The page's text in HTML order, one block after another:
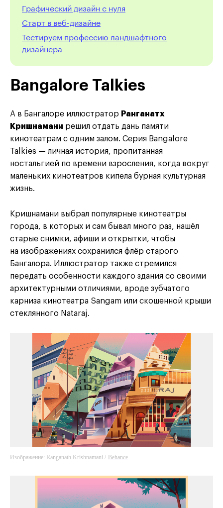
Графический дизайн с нуля
Cтарт в веб-дизайне
Тестируем профессию ландшафтного
дизайнера
Bangalore Talkies
А в Бангалоре иллюстратор Ранганатх
Кришнамани решил отдать дань памяти
кинотеатрам с одним залом. Серия Bangalore
Talkies — личная история, пропитанная
ностальгией по времени взросления, когда вокруг
маленьких кинотеатров кипела бурная культурная
жизнь.
Кришнамани выбрал популярные кинотеатры
города, в которых и сам бывал много раз, нашёл
старые снимки, афиши и открытки, чтобы
на изображениях сохранился флёр старого
Бангалора. Иллюстратор также стремился
передать особенности каждого здания со своими
архитектурными отличиями, вроде зубчатого
карниза кинотеатра Sangam или скошенной крыши
стеклянного Nataraj.
Изображение: Ranganath Krishnamani / Behance